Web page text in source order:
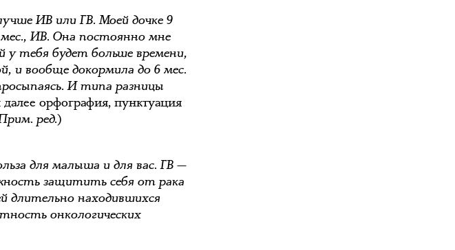
ИВ или ГВ. Моей дочке 9
ИВ. Она постоянно мне
тебя будет больше времени,
и вообще докормила до 6 мес.
И типа разницы
далее орфография, пунктуация
ред.)
для малыша и для вас. ГВ —
защитить себя от рака
длительно находившихся
онкологических